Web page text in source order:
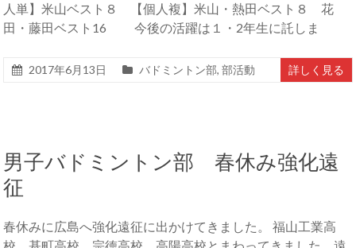
人単】米山ベスト８ 【個人複】米山・熱田ベスト８ 花
田・藤田ベスト16 今後の活躍は１・2年生に託しま
2017年6月13日 バドミントン部,部活動 詳しく見る
男子バドミントン部 春休み強化遠
征
春休みに広島へ強化遠征に出かけてきました。 福山工業高